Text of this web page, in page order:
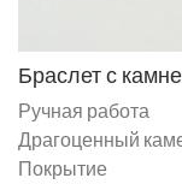
Браслет с
Ручная работа
Драгоценный
Покрытие